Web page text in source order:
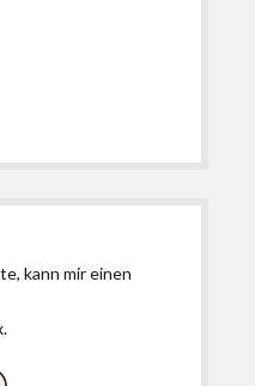
kann mir einen
.